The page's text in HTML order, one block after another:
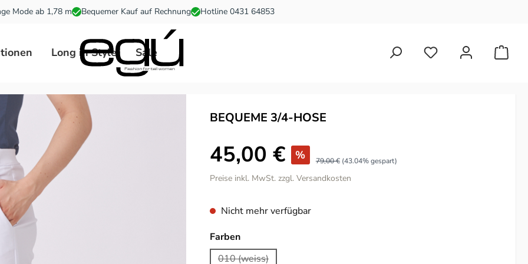
Mode ab 1,78 m Bequemer Kauf auf Rechnung Hotline 0431 64853
Long in Style Sale Du hast 0 Produkte auf
BEQUEME 3/4-HOSE
45,00 € % 79,00 € (43.04% gespart)
Preise inkl. MwSt. zzgl. Versandkosten
Nicht mehr verfügbar
Farbenauswählen
010 (weiss)